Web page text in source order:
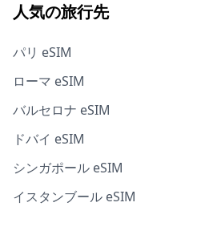
人気の旅行先
パリ eSIM
ローマ eSIM
バルセロナ eSIM
ドバイ eSIM
シンガポール eSIM
イスタンブール eSIM